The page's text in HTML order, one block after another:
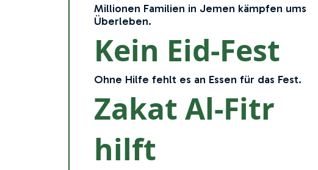
Millionen Familien in Jemen kämpfen ums
Überleben.
Kein Eid-Fest
Ohne Hilfe fehlt es an Essen für das Fest.
Zakat Al-Fitr
hilft